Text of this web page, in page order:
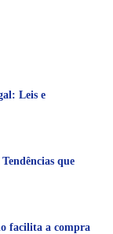
Leis e
que
facilita a compra